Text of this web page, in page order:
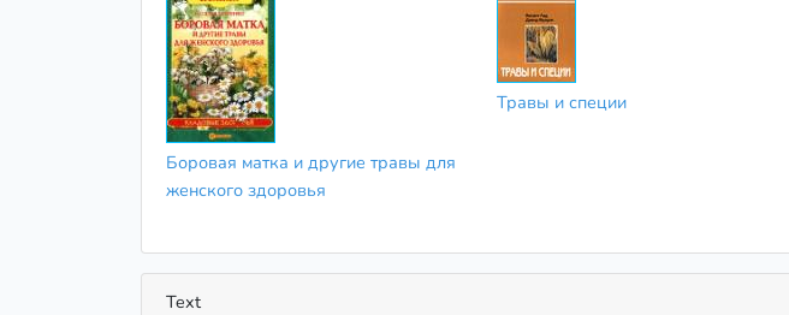
Боровая матка и другие травы для
женского здоровья
Травы и специи
Text